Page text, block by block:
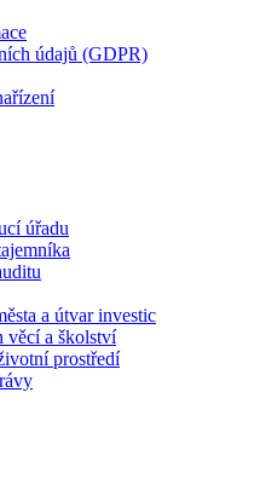
údajů (GDPR)
úřadu
a útvar investic
věcí a školství
prostředí